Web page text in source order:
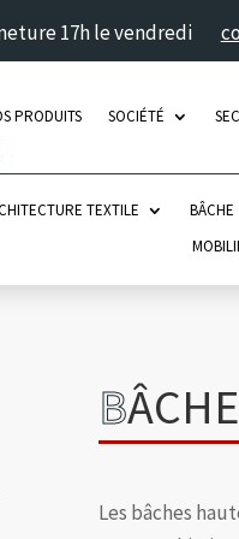
17h le vendredi
PRODUITS SOCIÉTÉ
TEXTILE BÂCHE
B
Les bâches